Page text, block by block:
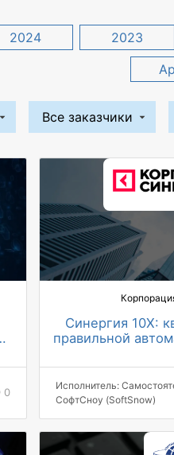
2024 2023
0
Синергия 10X:
правильной
автоматизацией
150+ топ-
системе
использования
Исполнитель:
СофтСноу (SoftSnow)